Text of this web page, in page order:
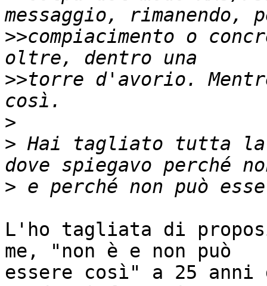
>>compiacimento o
>>torre d'avorio.
>
> Hai tagliato tutta la
>
L'ho tagliata di
me, "non è e non può
essere così" a 25 anni